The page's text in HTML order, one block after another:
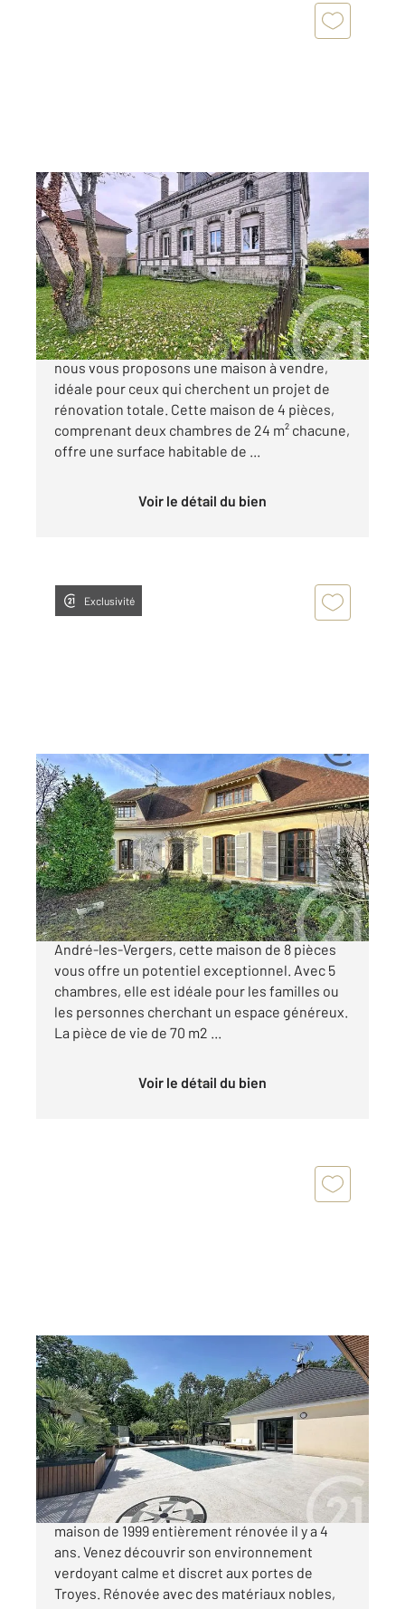
LAINES AUX BOIS 10
112,08 m
, 4 pièces
Ref : 70418
Maison à vendre
216 000 €
Dans le charmant village de Laines-aux-Bois,
nous vous proposons une maison à vendre,
idéale pour ceux qui cherchent un projet de
rénovation totale. Cette maison de 4 pièces,
comprenant deux chambres de 24 m² chacune,
offre une surface habitable de ...
Voir le détail du bien
Exclusivité
ST ANDRE LES VERGERS 10
217 m2, 8 pièces
Ref : 70671
Maison à vendre
263 000 €
Dans un secteur résidentiel calme de Saint-
André-les-Vergers, cette maison de 8 pièces
vous offre un potentiel exceptionnel. Avec 5
chambres, elle est idéale pour les familles ou
les personnes cherchant un espace généreux.
La pièce de vie de 70 m2 ...
Voir le détail du bien
ST PARRES AUX TERTRES 10
233 m2, 6 pièces
Ref : 71897
Maison à vendre
636 000 €
Century 21 vous propose une INCROYABLE
maison de 1999 entièrement rénovée il y a 4
ans. Venez découvrir son environnement
verdoyant calme et discret aux portes de
Troyes. Rénovée avec des matériaux nobles,